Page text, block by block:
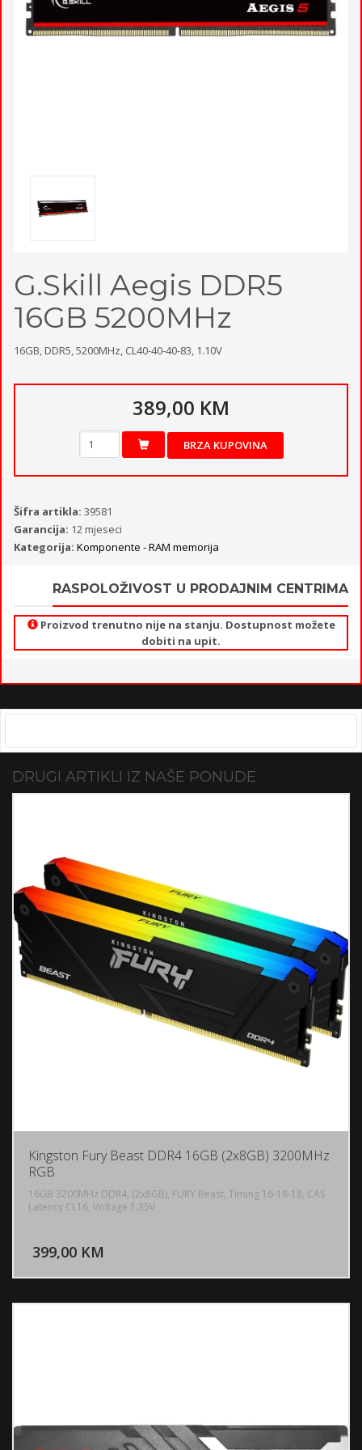
G.Skill Aegis DDR5
16GB 5200MHz
16GB, DDR5, 5200MHz, CL40-40-40-83, 1.10V
389,00 KM
BRZA KUPOVINA
Šifra artikla: 39581
Garancija: 12 mjeseci
Kategorija: Komponente - RAM memorija
RASPOLOŽIVOST U PRODAJNIM CENTRIMA
Proizvod trenutno nije na stanju. Dostupnost možete
dobiti na upit.
DRUGI ARTIKLI IZ NAŠE PONUDE
Kingston Fury Beast DDR4 16GB (2x8GB) 3200MHz
RGB
16GB 3200MHz DDR4, (2x8GB), FURY Beast, Timing 16-18-18, CAS
Latency CL16, Voltage 1.35V
399,00 KM